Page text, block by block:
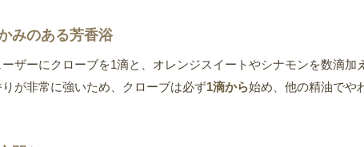
みのある芳香浴
ザーにクローブを1滴と、オレンジスイートやシナモンを数滴加
が非常に強いため、クローブは必ず1滴から始め、他の精油でや